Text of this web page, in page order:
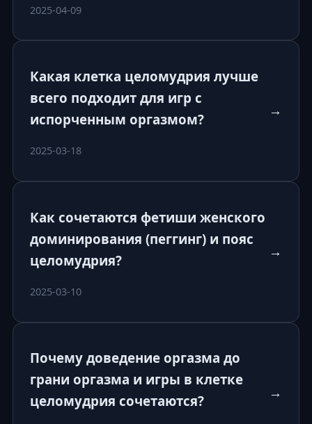
2025-04-09
Какая клетка целомудрия лучше
всего подходит для игр с
испорченным оргазмом?
2025-03-18
→
Как сочетаются фетиши женского
доминирования (пеггинг) и пояс
целомудрия?
2025-03-10
→
Почему доведение оргазма до
грани оргазма и игры в клетке
целомудрия сочетаются?
→